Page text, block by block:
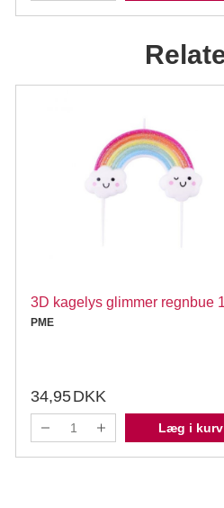
3D kagelys glimmer regnbue
PME
34,95DKK
Læg i kurv